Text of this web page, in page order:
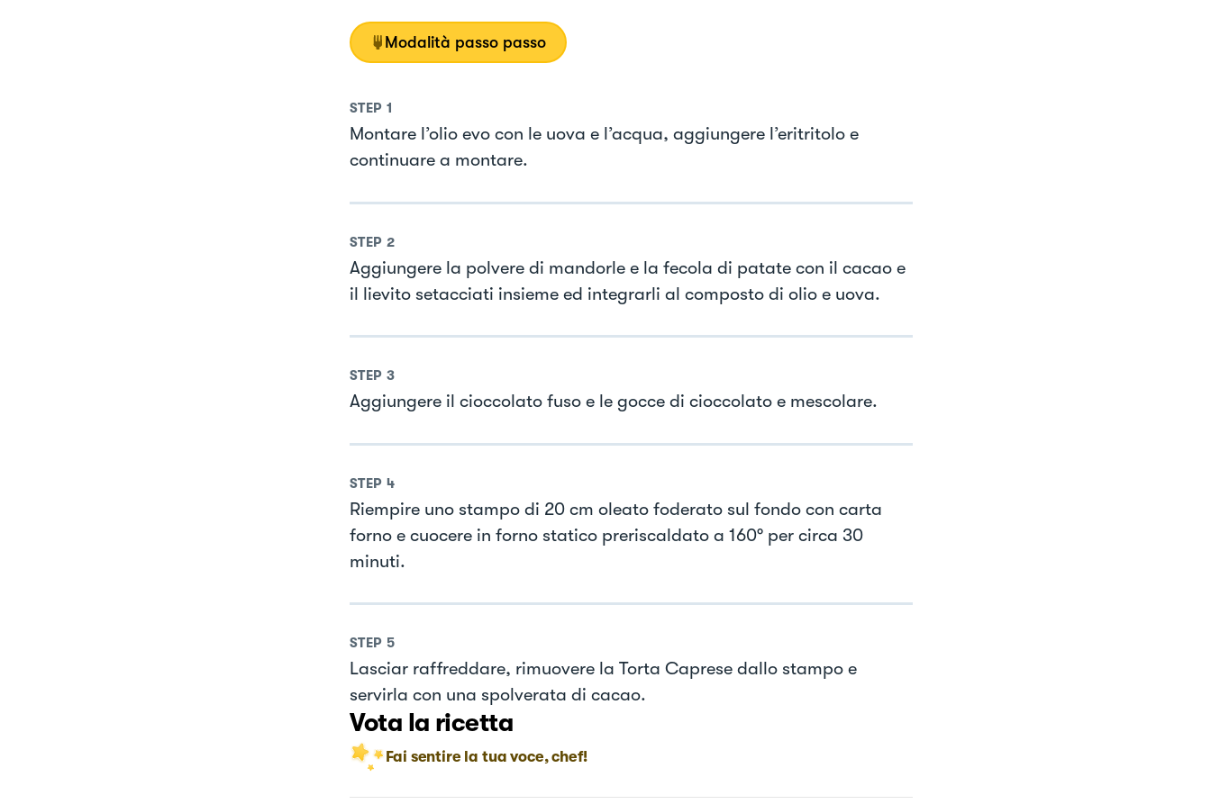
Modalità passo passo
STEP 1
Montare l’olio evo con le uova e l’acqua, aggiungere l’eritritolo e
continuare a montare.
STEP 2
Aggiungere la polvere di mandorle e la fecola di patate con il cacao e
il lievito setacciati insieme ed integrarli al composto di olio e uova.
STEP 3
Aggiungere il cioccolato fuso e le gocce di cioccolato e mescolare.
STEP 4
Riempire uno stampo di 20 cm oleato foderato sul fondo con carta
forno e cuocere in forno statico preriscaldato a 160° per circa 30
minuti.
STEP 5
Lasciar raffreddare, rimuovere la Torta Caprese dallo stampo e
servirla con una spolverata di cacao.
Vota la ricetta
Fai sentire la tua voce, chef!